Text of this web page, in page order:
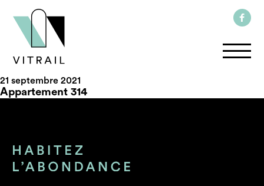
21 septembre 2021
Appartement 314